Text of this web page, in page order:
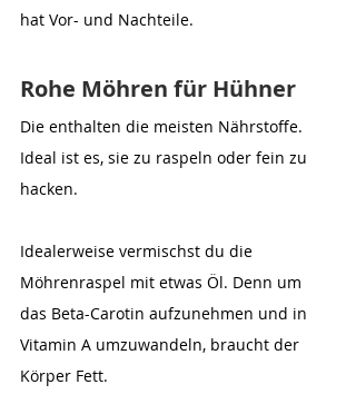
hat Vor- und Nachteile.
Rohe Möhren für Hühner
Die enthalten die meisten Nährstoffe.
Ideal ist es, sie zu raspeln oder fein zu
hacken.
Idealerweise vermischst du die
Möhrenraspel mit etwas Öl. Denn um
das Beta-Carotin aufzunehmen und in
Vitamin A umzuwandeln, braucht der
Körper Fett.